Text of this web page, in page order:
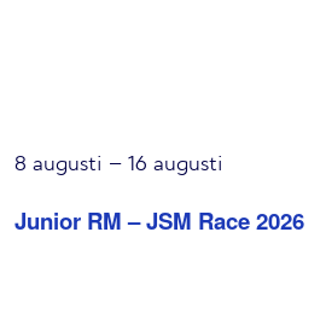
Junior RM – JSM Race 2026
8 augusti – 16 augusti